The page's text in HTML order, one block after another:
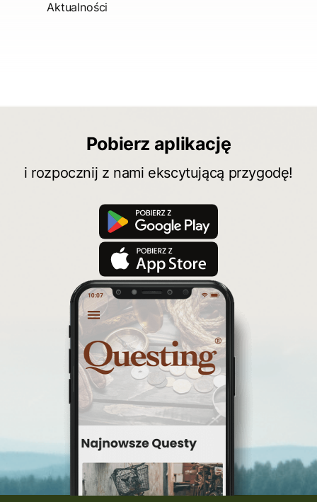
Aktualności
Pobierz aplikację
i rozpocznij z nami ekscytującą przygodę!